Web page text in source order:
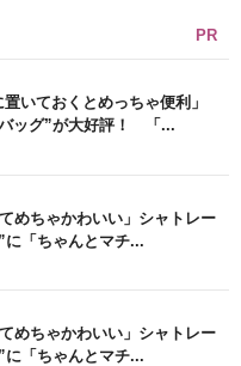
PR
置いておくとめっちゃ便利」
ッグ”が大好評！ 「...
めちゃかわいい」シャトレー
に「ちゃんとマチ...
めちゃかわいい」シャトレー
に「ちゃんとマチ...